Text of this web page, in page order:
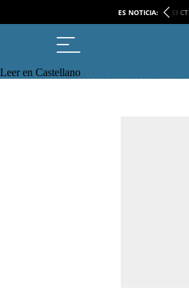
ES NOTICIA: El
Leer en Castellano